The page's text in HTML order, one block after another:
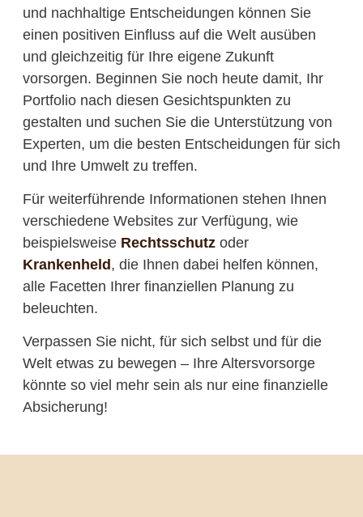
und nachhaltige Entscheidungen können Sie
einen positiven Einfluss auf die Welt ausüben
und gleichzeitig für Ihre eigene Zukunft
vorsorgen. Beginnen Sie noch heute damit, Ihr
Portfolio nach diesen Gesichtspunkten zu
gestalten und suchen Sie die Unterstützung von
Experten, um die besten Entscheidungen für sich
und Ihre Umwelt zu treffen.
Für weiterführende Informationen stehen Ihnen
verschiedene Websites zur Verfügung, wie
beispielsweise Rechtsschutzoder
Krankenheld , die Ihnen dabei helfen können,
alle Facetten Ihrer finanziellen Planung zu
beleuchten.
Verpassen Sie nicht, für sich selbst und für die
Welt etwas zu bewegen – Ihre Altersvorsorge
könnte so viel mehr sein als nur eine finanzielle
Absicherung!